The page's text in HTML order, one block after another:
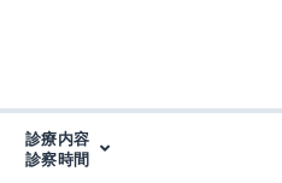
診療内容
診察時間